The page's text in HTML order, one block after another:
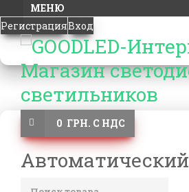
МЕНЮ
РегистрацияВход
0 ГРН. С НДС
Автоматический